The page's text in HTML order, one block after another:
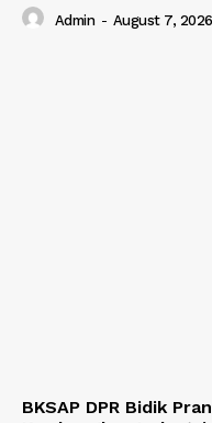
Admin - August 7, 2026
BKSAP DPR Bidik